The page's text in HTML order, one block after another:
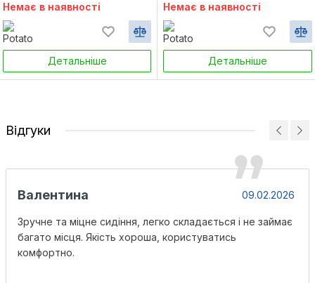
Немає в наявності
Детальніше
Немає в наявності
Детальніше
Відгуки
Валентина 09.02.2026
Зручне та міцне сидіння, легко складається і не займає
багато місця. Якість хороша, користуватись
комфортно.